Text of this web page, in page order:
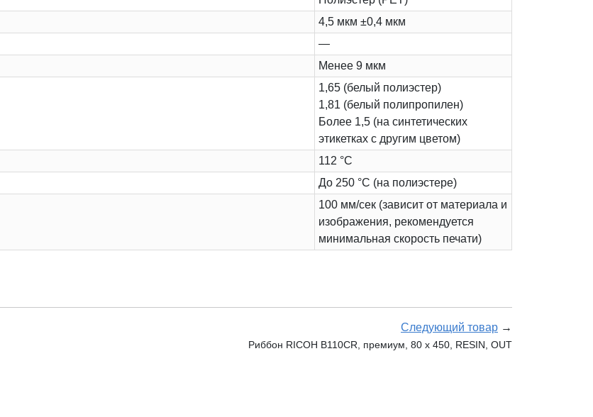
4,5 мкм ±0,4 мкм
—
Менее 9 мкм
1,65 (белый полиэстер)
1,81 (белый полипропилен)
Более 1,5 (на синтетических
этикетках с другим цветом)
112 °C
До 250 °C (на полиэстере)
100 мм/сек (зависит от материала и
изображения, рекомендуется
минимальная скорость печати)
Следующий товар →
Риббон RICOH B110CR, премиум, 80 х 450, RESIN, OUT